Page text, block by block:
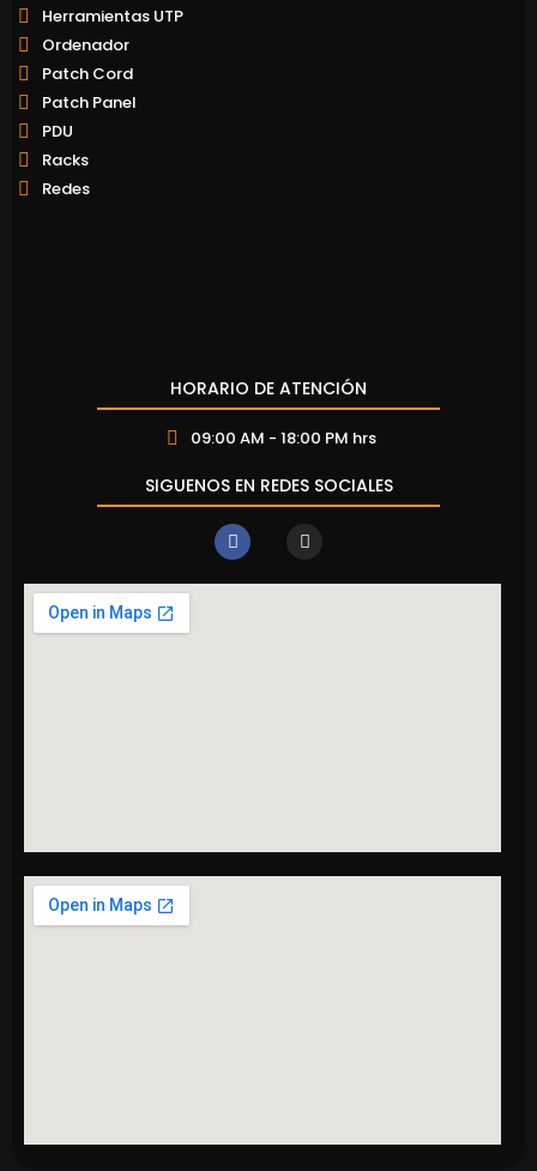
Herramientas UTP
Ordenador
Patch Cord
Patch Panel
PDU
Racks
Redes
HORARIO DE ATENCIÓN
09:00 AM - 18:00 PM hrs
SIGUENOS EN REDES SOCIALES